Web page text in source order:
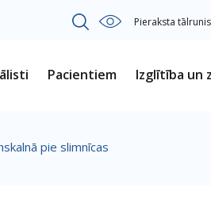
Pieraksta
Pacientiem Izglītība un
pie slimnīcas